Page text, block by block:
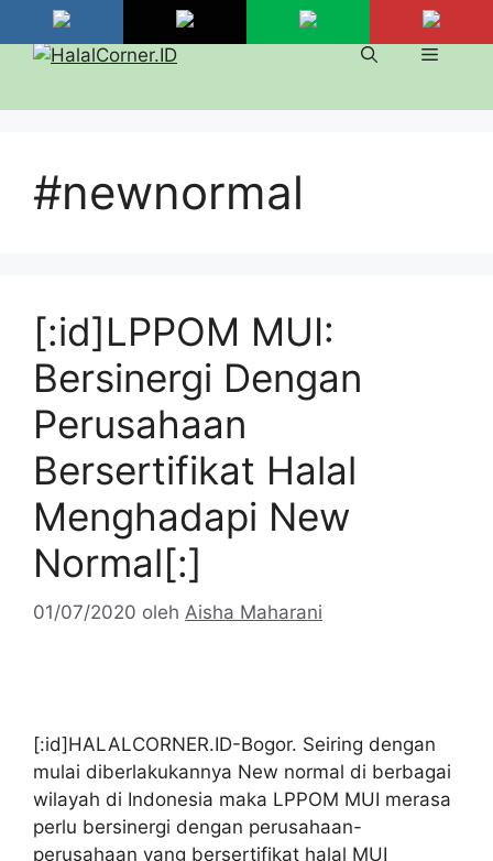
Langsung
ke
Menu
#newnormal
[:id]LPPOM MUI:
Bersinergi Dengan
Perusahaan
Bersertifikat Halal
Menghadapi New
Normal[:]
01/07/2020 oleh Aisha Maharani
[:id]HALALCORNER.ID-Bogor. Seiring dengan
mulai diberlakukannya New normal di berbagai
wilayah di Indonesia maka LPPOM MUI merasa
perlu bersinergi dengan perusahaan-
perusahaan yang bersertifikat halal MUI